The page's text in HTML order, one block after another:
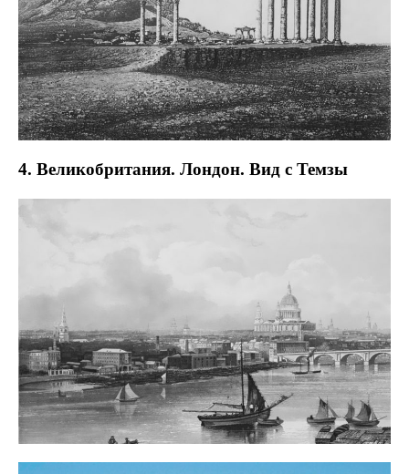
4. Великобритания. Лондон. Вид с Темзы